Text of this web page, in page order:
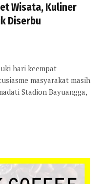
Wisata, Kuliner
Diserbu
hari keempat
masyarakat masih
Stadion Bayuangga,